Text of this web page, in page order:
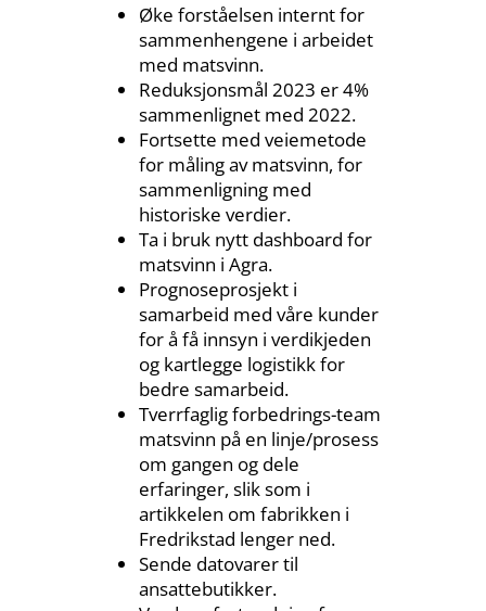
Øke forståelsen internt for
sammenhengene i arbeidet
med matsvinn.
Reduksjonsmål 2023 er 4%
sammenlignet med 2022.
Fortsette med veiemetode
for måling av matsvinn, for
sammenligning med
historiske verdier.
Ta i bruk nytt dashboard for
matsvinn i Agra.
Prognoseprosjekt i
samarbeid med våre kunder
for å få innsyn i verdikjeden
og kartlegge logistikk for
bedre samarbeid.
Tverrfaglig forbedrings-team
matsvinn på en linje/prosess
om gangen og dele
erfaringer, slik som i
artikkelen om fabrikken i
Fredrikstad lenger ned.
Sende datovarer til
ansattebutikker.